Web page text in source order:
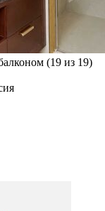
(19 из 19)